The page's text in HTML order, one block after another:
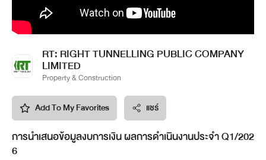
RT: RIGHT TUNNELLING PUBLIC COMPANY
LIMITED
Property & Construction
Add To My Favorites แชร์
การนำเสนอข้อมูลงบการเงิน ผลการดำเนินงานประจำ Q1/202
6